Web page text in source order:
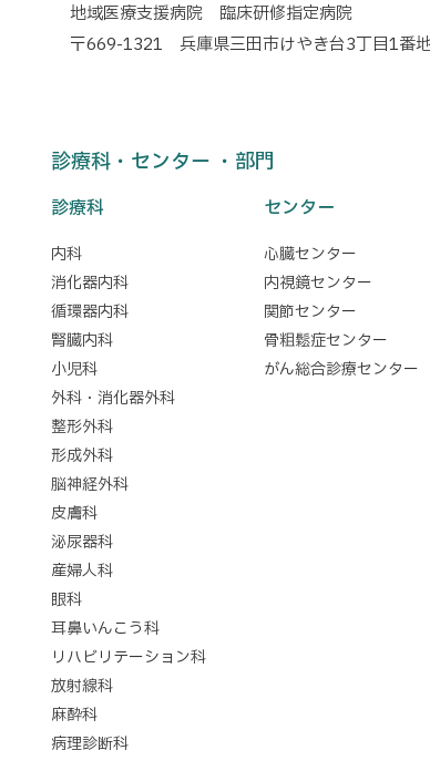
地域医療支援病院 臨床研修指定病院
〒669-1321 兵庫県三田市けやき台3丁目1番
診療科・センター ・部門
診療科
内科
消化器内科
循環器内科
腎臓内科
小児科
外科・消化器外科
整形外科
形成外科
脳神経外科
皮膚科
泌尿器科
産婦人科
眼科
耳鼻いんこう科
リハビリテーション科
放射線科
麻酔科
病理診断科
センター
心臓センター
内視鏡センター
関節センター
骨粗鬆症センター
がん総合診療センター